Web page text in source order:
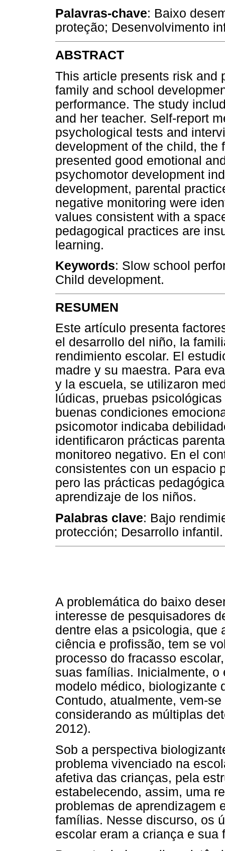
Palavras-chave: Baixo
proteção; Desenvolvimento
ABSTRACT
This article presents risk and
family and school
performance. The study
and her teacher. Self-report
psychological tests and
development of the child, the
presented good emotional
psychomotor development
development, parental
negative monitoring were
values consistent with a
pedagogical practices are
learning.
Keywords: Slow school
Child development.
RESUMEN
Este artículo presenta
el desarrollo del niño, la
rendimiento escolar. El
madre y su maestra. Para
y la escuela, se utilizaron
lúdicas, pruebas
buenas condiciones
psicomotor indicaba
identificaron prácticas
monitoreo negativo. En el
consistentes con un espacio
pero las prácticas
aprendizaje de los niños.
Palabras clave: Bajo
protección; Desarrollo infantil.
A problemática do baixo
interesse de pesquisadores
dentre elas a psicologia, que
ciência e profissão, tem se
processo do fracasso
suas famílias. Inicialmente,
modelo médico, biologizante
Contudo, atualmente, vem-
considerando as múltiplas
2012).
Sob a perspectiva
problema vivenciado na
afetiva das crianças, pela
estabelecendo, assim, uma
problemas de aprendizagem
famílias. Nesse discurso, os
escolar eram a criança e